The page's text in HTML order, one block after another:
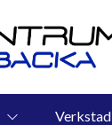
Verkstad